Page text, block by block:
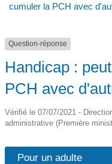
cumuler la PCH avec
Question-réponse
Handicap :
PCH avec
Vérifié le 07/07/2021 -
administrative (Première
Pour un adulte